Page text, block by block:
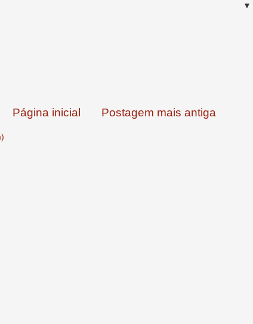
Postagem mais antiga
Página inicial
▼